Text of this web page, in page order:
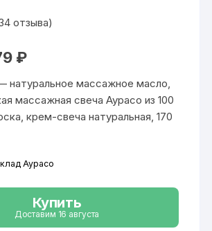
отзыва)
₽Текущая
779 ₽.
натуральное массажное масло,
массажная свеча Аурасо из 100
крем-свеча натуральная, 170
Аурасо
Купить
Доставим 16 августа